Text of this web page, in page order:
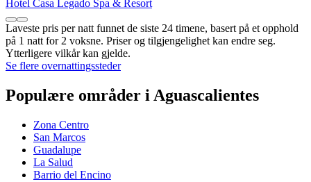
Hotel Casa Legado Spa & Resort
Laveste pris per natt funnet de siste 24 timene, basert på et opphold
på 1 natt for 2 voksne. Priser og tilgjengelighet kan endre seg.
Ytterligere vilkår kan gjelde.
Se flere overnattingssteder
Populære områder i Aguascalientes
Zona Centro
San Marcos
Guadalupe
La Salud
Barrio del Encino